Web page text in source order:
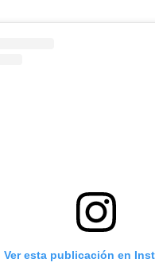
Ver esta publicación en